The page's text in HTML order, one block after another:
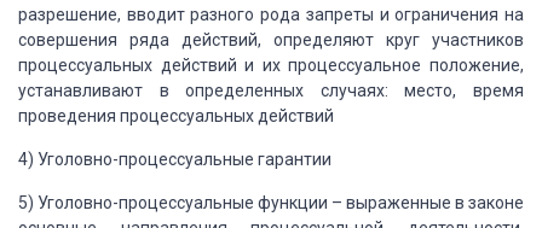
разрешение, вводит разного рода запреты и ограничения на
совершения ряда действий, определяют круг участников
процессуальных действий и их процессуальное положение,
устанавливают в определенных случаях: место, время
проведения процессуальных действий
4) Уголовно-процессуальные гарантии
5) Уголовно-процессуальные функции – выраженные в законе